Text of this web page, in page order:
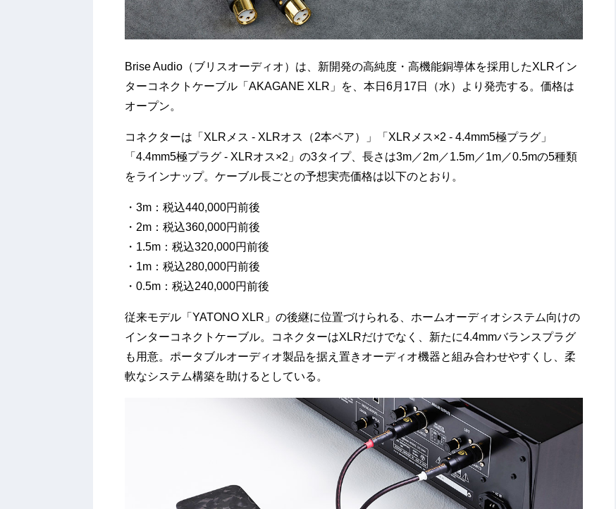
Brise Audio（ブリスオーディオ）は、新開発の高純度・高機能銅導体を採用したXLRイン
ターコネクトケーブル「AKAGANE XLR」を、本日6月17日（水）より発売する。価格は
オープン。
コネクターは「XLRメス - XLRオス（2本ペア）」「XLRメス×2 - 4.4mm5極プラグ」
「4.4mm5極プラグ - XLRオス×2」の3タイプ、長さは3m／2m／1.5m／1m／0.5mの5種類
をラインナップ。ケーブル長ごとの予想実売価格は以下のとおり。
・3m：税込440,000円前後
・2m：税込360,000円前後
・1.5m：税込320,000円前後
・1m：税込280,000円前後
・0.5m：税込240,000円前後
従来モデル「YATONO XLR」の後継に位置づけられる、ホームオーディオシステム向けの
インターコネクトケーブル。コネクターはXLRだけでなく、新たに4.4mmバランスプラグ
も用意。ポータブルオーディオ製品を据え置きオーディオ機器と組み合わせやすくし、柔
軟なシステム構築を助けるとしている。